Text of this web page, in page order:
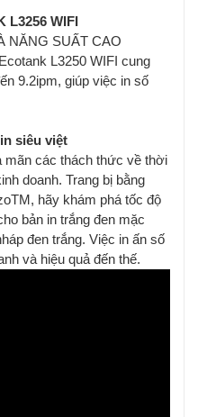
L3256 WIFI
NĂNG SUẤT CAO
L3250 WIFI cung
9.2ipm, giúp việc in số
siêu việt
mãn các thách thức về thời
doanh. Trang bị bằng
hãy khám phá tốc độ
bản in trắng đen mặc
đen trắng. Việc in ấn số
và hiệu quả đến thế.